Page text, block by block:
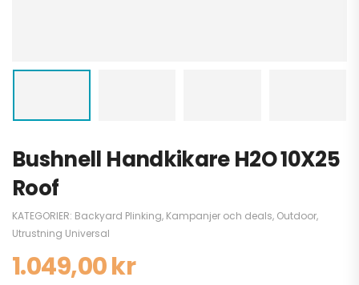
Bushnell Handkikare H2O 10X25
Roof
KATEGORIER: Backyard Plinking, Kampanjer och deals, Outdoor,
Utrustning Universal
1.049,00kr